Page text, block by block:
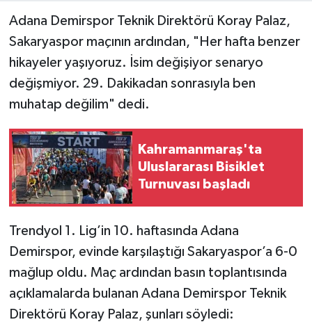
Adana Demirspor Teknik Direktörü Koray Palaz,
Sakaryaspor maçının ardından, "Her hafta benzer
hikayeler yaşıyoruz. İsim değişiyor senaryo
değişmiyor. 29. Dakikadan sonrasıyla ben
muhatap değilim" dedi.
Kahramanmaraş'ta
Uluslararası Bisiklet
Turnuvası başladı
Trendyol 1. Lig’in 10. haftasında Adana
Demirspor, evinde karşılaştığı Sakaryaspor’a 6-0
mağlup oldu. Maç ardından basın toplantısında
açıklamalarda bulanan Adana Demirspor Teknik
Direktörü Koray Palaz, şunları söyledi: